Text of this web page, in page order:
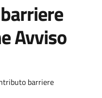
Avviso
barriere